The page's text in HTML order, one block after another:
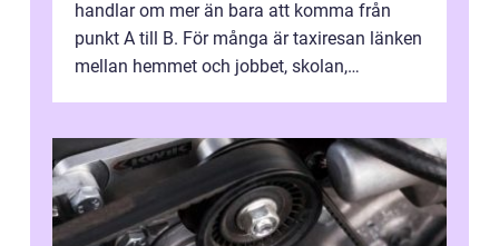
handlar om mer än bara att komma från
punkt A till B. För många är taxiresan länken
mellan hemmet och jobbet, skolan,